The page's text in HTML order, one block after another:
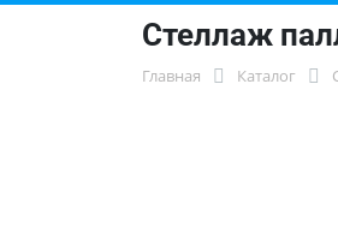
Стеллаж
Главная Каталог